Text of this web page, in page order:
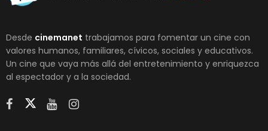
Desde cinemanet trabajamos para fomentar un cine con
valores humanos, familiares, cívicos, sociales y educativos.
Un cine que vaya más allá del entretenimiento y enriquezca
al espectador y a la sociedad.